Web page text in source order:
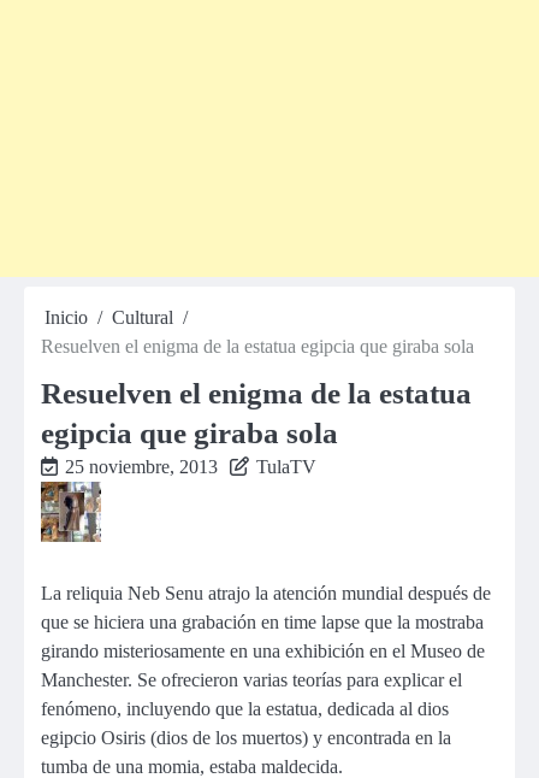
Inicio
Cultural
Resuelven el enigma de la estatua egipcia que giraba sola
Resuelven el enigma de la estatua
egipcia que giraba sola
25 noviembre, 2013 TulaTV
La reliquia Neb Senu atrajo la atención mundial después de
que se hiciera una grabación en time lapse que la mostraba
girando misteriosamente en una exhibición en el Museo de
Manchester. Se ofrecieron varias teorías para explicar el
fenómeno, incluyendo que la estatua, dedicada al dios
egipcio Osiris (dios de los muertos) y encontrada en la
tumba de una momia, estaba maldecida.